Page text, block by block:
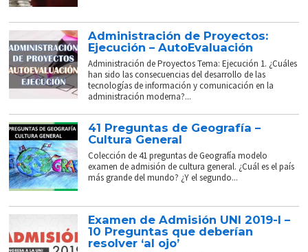
Administración de Proyectos:
Ejecución – AutoEvaluación
Administración de Proyectos Tema: Ejecución 1. ¿Cuáles
han sido las consecuencias del desarrollo de las
tecnologías de información y comunicación en la
administración moderna?...
41 Preguntas de Geografía –
Cultura General
Colección de 41 preguntas de Geografía modelo
examen de admisión de cultura general. ¿Cuál es el país
más grande del mundo? ¿Y el segundo...
Examen de Admisión UNI 2019-I –
10 Preguntas que deberían
resolver ‘al ojo’